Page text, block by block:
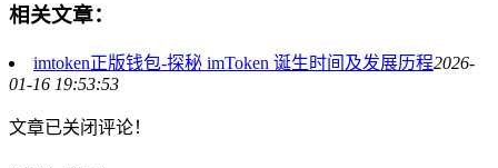
相关文章：
imtoken正版钱包-探秘 imToken 诞生时间及发展历程2026-
01-16 19:53:53
文章已关闭评论！